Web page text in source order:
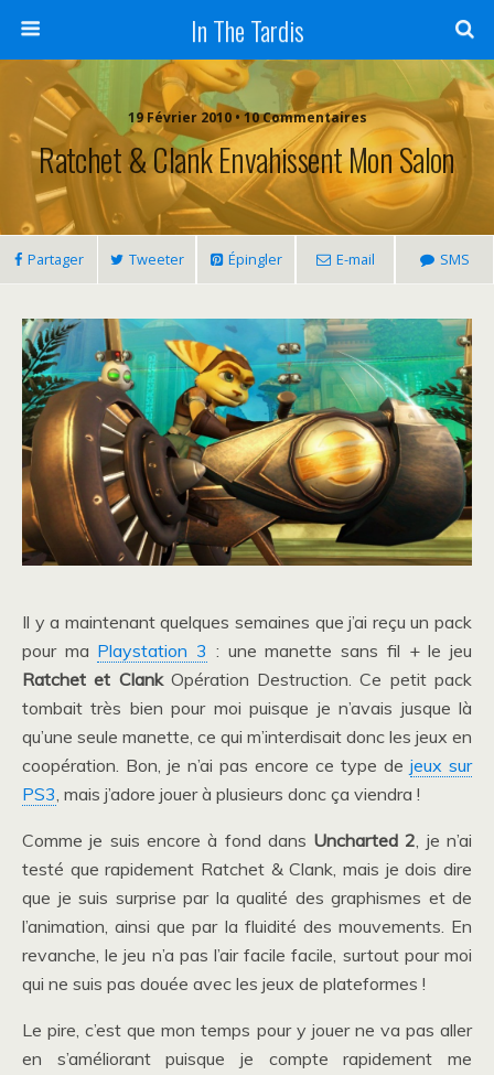
In The Tardis
19 Février 2010 • 10 Commentaires
Ratchet & Clank Envahissent Mon Salon
Partager Tweeter Épingler E-mail SMS
Il y a maintenant quelques semaines que j’ai reçu un pack
pour ma Playstation 3 : une manette sans fil + le jeu
Ratchet et ClankOpération Destruction. Ce petit pack
tombait très bien pour moi puisque je n’avais jusque là
qu’une seule manette, ce qui m’interdisait donc les jeux en
coopération. Bon, je n’ai pas encore ce type de jeux sur
PS3, mais j’adore jouer à plusieurs donc ça viendra !
Comme je suis encore à fond dans Uncharted 2, je n’ai
testé que rapidement Ratchet & Clank, mais je dois dire
que je suis surprise par la qualité des graphismes et de
l’animation, ainsi que par la fluidité des mouvements. En
revanche, le jeu n’a pas l’air facile facile, surtout pour moi
qui ne suis pas douée avec les jeux de plateformes !
Le pire, c’est que mon temps pour y jouer ne va pas aller
en s’améliorant puisque je compte rapidement me